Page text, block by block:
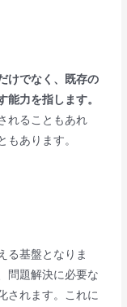
けでなく、既存の
力を指します。
れることもあれ
もあります。
る基盤となりま
問題解決に必要な
されます。これに